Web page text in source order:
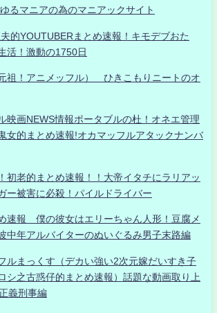
るマニアの為のマニアックサイト
的YOUTUBERまとめ速報！キモデブおた
活！激動の1750日
祖！アニメッフル） ひきこもりニートのオ
映画NEWS情報ポータブルの杜！オネエ管理
女的まとめ速報!オカマッフルアタックナンバ
初老的まとめ速報！！大帝イタチにラリアッ
ー被害に必殺！パイルドライバー
速報 僕の彼女はエリーちゃん人形！豆腐メ
中年アルバイターのぬいぐるみ男子末路編
ルまっくす（デカい強い2次元嫁だいすき子
シ之古惑仔的まとめ速報）話題な動画取り上
義刑事編